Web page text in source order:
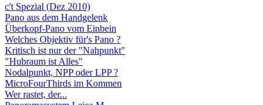
c't Spezial (Dez 2010)
Pano aus dem Handgelenk
Überkopf-Pano vom Einbein
Welches Objektiv für's Pano ?
Kritisch ist nur der "Nahpunkt"
"Hubraum ist Alles"
Nodalpunkt, NPP oder LPP ?
MicroFourThirds im Kommen
Wer rastet, der...